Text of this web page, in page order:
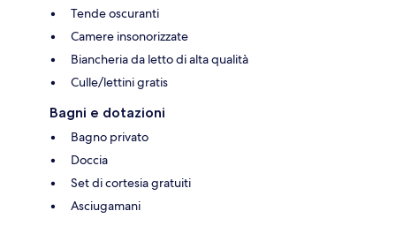
Tende oscuranti
Camere insonorizzate
Biancheria da letto di alta qualità
Culle/lettini gratis
Bagni e dotazioni
Bagno privato
Doccia
Set di cortesia gratuiti
Asciugamani